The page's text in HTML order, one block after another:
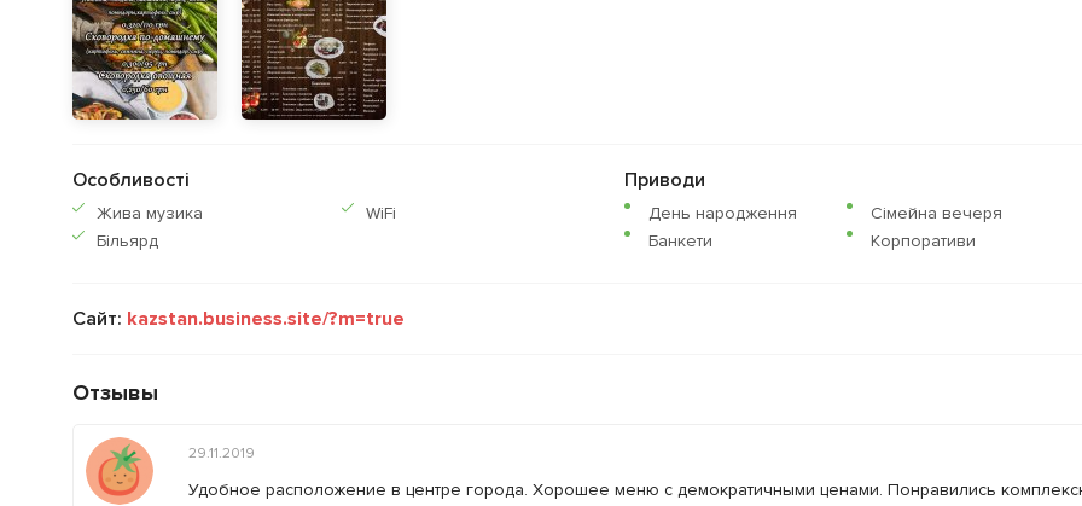
Особливості
Жива музика
WiFi
Більярд
Приводи
День народження
Сімейна вечеря
Банкети
Корпоративи
Сайт: kazstan.business.site/?m=true
Отзывы
29.11.2019
Удобное расположение в центре города. Хорошее меню с демократичными ценами. Понравились